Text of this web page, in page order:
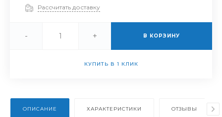
Рассчитать доставку
- + В КОРЗИНУ
КУПИТЬ В 1 КЛИК
ОПИСАНИЕ ХАРАКТЕРИСТИКИ ОТЗЫВЫ